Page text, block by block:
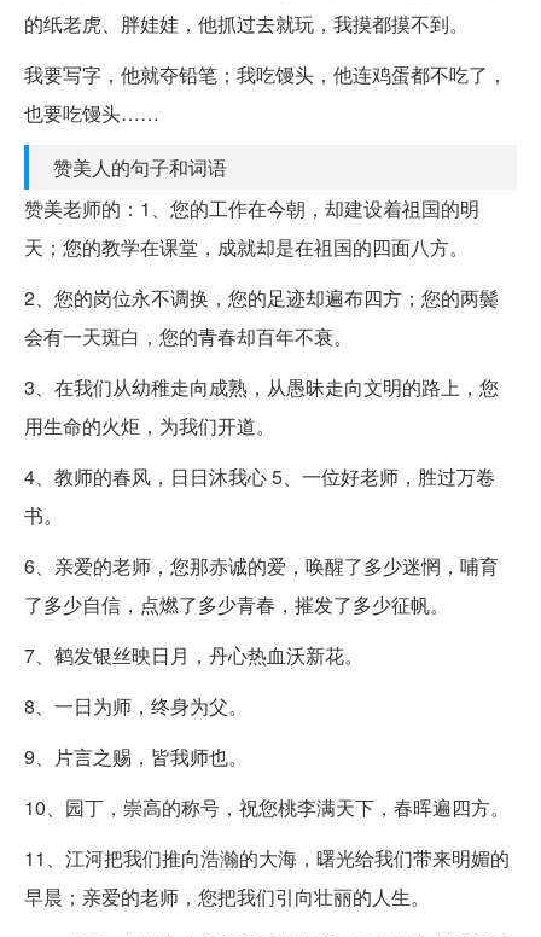
的纸老虎、胖娃娃，他抓过去就玩，我摸都摸不到。
我要写字，他就夺铅笔；我吃馒头，他连鸡蛋都不吃了，
也要吃馒头……
赞美人的句子和词语
赞美老师的：1、您的工作在今朝，却建设着祖国的明
天；您的教学在课堂，成就却是在祖国的四面八方。
2、您的岗位永不调换，您的足迹却遍布四方；您的两鬓
会有一天斑白，您的青春却百年不衰。
3、在我们从幼稚走向成熟，从愚昧走向文明的路上，您
用生命的火炬，为我们开道。
4、教师的春风，日日沐我心 5、一位好老师，胜过万卷
书。
6、亲爱的老师，您那赤诚的爱，唤醒了多少迷惘，哺育
了多少自信，点燃了多少青春，摧发了多少征帆。
7、鹤发银丝映日月，丹心热血沃新花。
8、一日为师，终身为父。
9、片言之赐，皆我师也。
10、园丁，崇高的称号，祝您桃李满天下，春晖遍四方。
11、江河把我们推向浩瀚的大海，曙光给我们带来明媚的
早晨；亲爱的老师，您把我们引向壮丽的人生。